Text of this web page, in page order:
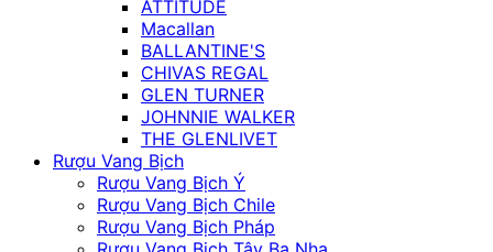
ATTITUDE
Macallan
BALLANTINE'S
CHIVAS REGAL
GLEN TURNER
JOHNNIE WALKER
THE GLENLIVET
Rượu Vang Bịch
Rượu Vang Bịch Ý
Rượu Vang Bịch Chile
Rượu Vang Bịch Pháp